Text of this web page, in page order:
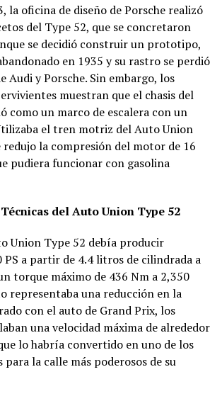
la oficina de diseño de Porsche realizó
del Type 52, que se concretaron
se decidió construir un prototipo,
en 1935 y su rastro se perdió
Audi y Porsche. Sin embargo, los
muestran que el chasis del
como un marco de escalera con un
el tren motriz del Auto Union
redujo la compresión del motor de 16
pudiera funcionar con gasolina
del Auto Union Type 52
Union Type 52 debía producir
PS a partir de 4.4 litros de cilindrada a
torque máximo de 436 Nm a 2,350
representaba una reducción en la
con el auto de Grand Prix, los
una velocidad máxima de alrededor
lo habría convertido en uno de los
para la calle más poderosos de su